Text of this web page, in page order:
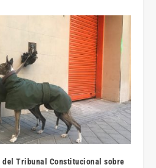
del Tribunal Constitucional sobre